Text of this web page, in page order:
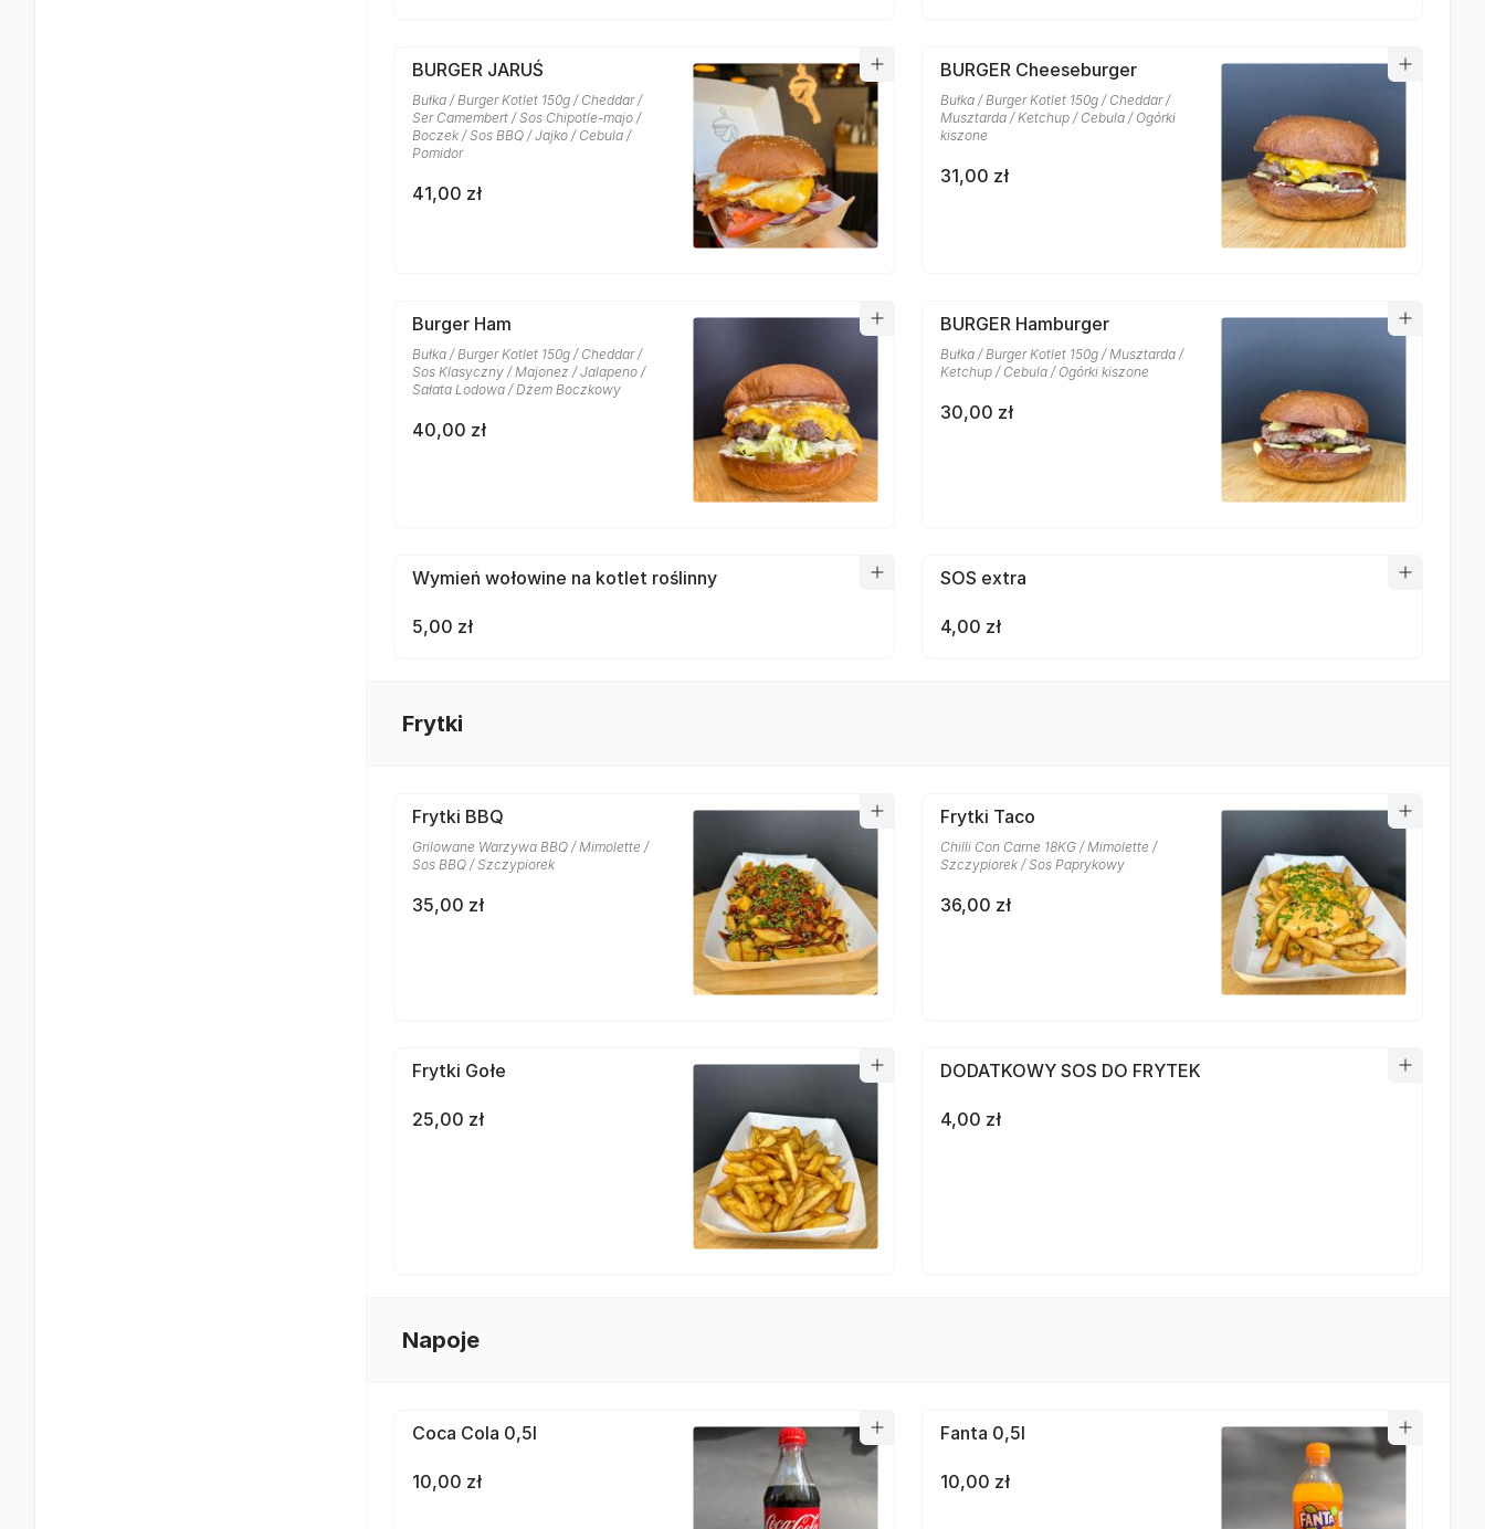
BURGER JARUŚ
Bułka / Burger Kotlet 150g / Cheddar /
Ser Camembert / Sos Chipotle-majo /
Boczek / Sos BBQ / Jajko / Cebula /
Pomidor
41,00 zł
BURGER Cheeseburger
Bułka / Burger Kotlet 150g / Cheddar /
Musztarda / Ketchup / Cebula / Ogórki
kiszone
31,00 zł
Burger Ham
Bułka / Burger Kotlet 150g / Cheddar /
Sos Klasyczny / Majonez / Jalapeno /
Sałata Lodowa / Dżem Boczkowy
40,00 zł
BURGER Hamburger
Bułka / Burger Kotlet 150g / Musztarda /
Ketchup / Cebula / Ogórki kiszone
30,00 zł
Wymień wołowine na kotlet roślinny
5,00 zł
SOS extra
4,00 zł
Frytki
Frytki BBQ
Grilowane Warzywa BBQ / Mimolette /
Sos BBQ / Szczypiorek
35,00 zł
Frytki Taco
Chilli Con Carne 18KG / Mimolette /
Szczypiorek / Sos Paprykowy
36,00 zł
Frytki Gołe
25,00 zł
DODATKOWY SOS DO FRYTEK
4,00 zł
Napoje
Coca Cola 0,5l
10,00 zł
Fanta 0,5l
10,00 zł